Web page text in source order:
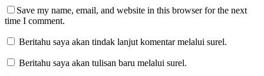
Save my name, email, and website in this browser for the next
time I comment.
Beritahu saya akan tindak lanjut komentar melalui surel.
Beritahu saya akan tulisan baru melalui surel.